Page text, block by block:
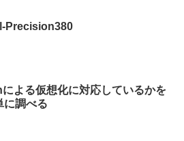
Precision380
よる仮想化に対応しているかを
に調べる